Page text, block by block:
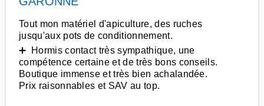
Tout mon matériel d'apiculture, des ruches
jusqu'aux pots de conditionnement.
➕ Hormis contact très sympathique, une
compétence certaine et de très bons conseils.
Boutique immense et très bien achalandée.
Prix raisonnables et SAV au top.